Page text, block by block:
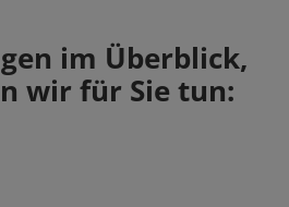
im Überblick,
wir für Sie tun: